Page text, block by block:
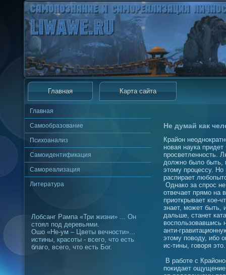
Главная Карта сайта
Главная
Самообразование
Психоанализ
Самоидентификация
Самореализация
Литература
Лобсанг Рампа «Три жизни» ... Он
стоял под деревьями.
Ошо «Не-ум – Цветы вечности»...
истины, красоты - всего, что есть
благо, всего, что есть Бог.
Не думай как
Крайон
новая наука
просветленность.
должно было быть,
этому процессу.
распирает
Однако за спрос
отвечает прямо на
приоткрывает кое-
знает, может быть,
дальше, станет
воспользовавшись
анти-
этому поводу, ибо
ис-тины, говоря это.
В работе с
покидает ощущение